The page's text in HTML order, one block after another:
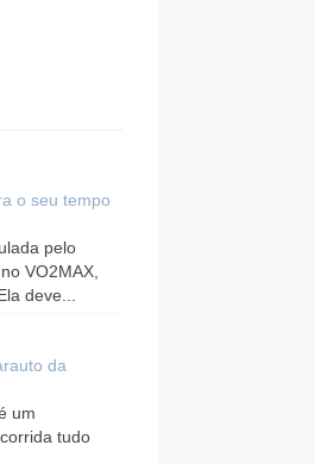
o seu tempo
pelo
VO2MAX,
deve...
da
um
tudo